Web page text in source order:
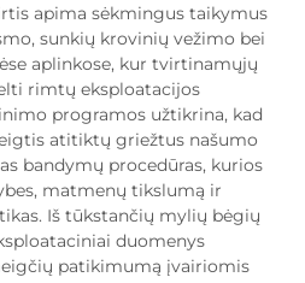
apima sėkmingus taikymus
sunkių krovinių vežimo bei
aplinkose, kur tvirtinamųjų
rimtų eksploatacijos
programos užtikrina, kad
atitiktų griežtus našumo
bandymų procedūras, kurios
matmenų tikslumą ir
Iš tūkstančių mylių bėgių
duomenys
patikimumą įvairiomis